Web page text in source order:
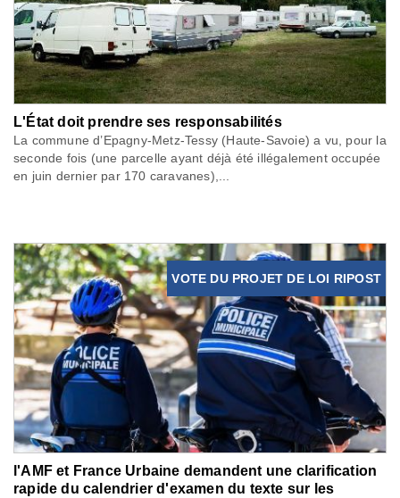
L'État doit prendre ses responsabilités
La commune d’Epagny-Metz-Tessy (Haute-Savoie) a vu, pour la
seconde fois (une parcelle ayant déjà été illégalement occupée
en juin dernier par 170 caravanes),...
VOTE DU PROJET DE LOI RIPOST
l'AMF et France Urbaine demandent une clarification
rapide du calendrier d'examen du texte sur les